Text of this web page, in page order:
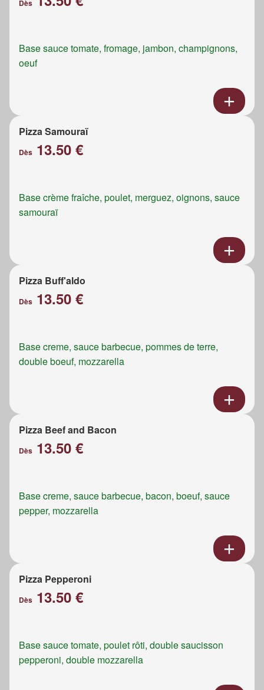
Dès
Base sauce tomate, fromage, jambon, champignons,
oeuf
Pizza Samouraï
Dès 13.50 €
Base crème fraîche, poulet, merguez, oignons, sauce
samouraï
Pizza Buff'aldo
Dès 13.50 €
Base creme, sauce barbecue, pommes de terre,
double boeuf, mozzarella
Pizza Beef and Bacon
Dès 13.50 €
Base creme, sauce barbecue, bacon, boeuf, sauce
pepper, mozzarella
Pizza Pepperoni
Dès 13.50 €
Base sauce tomate, poulet rôti, double saucisson
pepperoni, double mozzarella